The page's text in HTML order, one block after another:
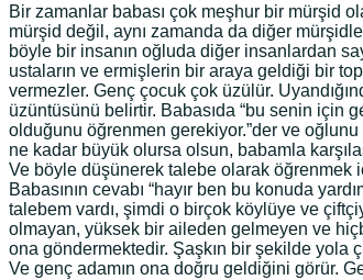
Bir zamanlar babası çok meşhur bir mürşid
mürşid değil, aynı zamanda da diğer
böyle bir insanın oğluda diğer insanlardan
ustaların ve ermişlerin bir araya geldiği bir
vermezler. Genç çocuk çok üzülür.
üzüntüsünü belirtir. Babasıda “bu senin için
olduğunu öğrenmen gerekiyor.”der ve
ne kadar büyük olursa olsun, babamla
Ve böyle düşünerek talebe olarak öğrenmek
Babasının cevabı “hayır ben bu konuda
talebem vardı, şimdi o birçok köylüye ve
olmayan, yüksek bir aileden gelmeyen ve
ona göndermektedir. Şaşkın bir şekilde yola
Ve genç adamın ona doğru geldiğini görür.